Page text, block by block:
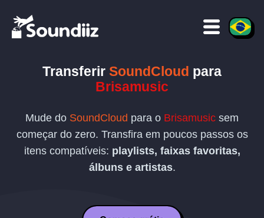
Transferir SoundCloud para
Brisamusic
Mude do SoundCloud para o Brisamusic sem
começar do zero. Transfira em poucos passos os
itens compatíveis: playlists, faixas favoritas,
álbuns e artistas.